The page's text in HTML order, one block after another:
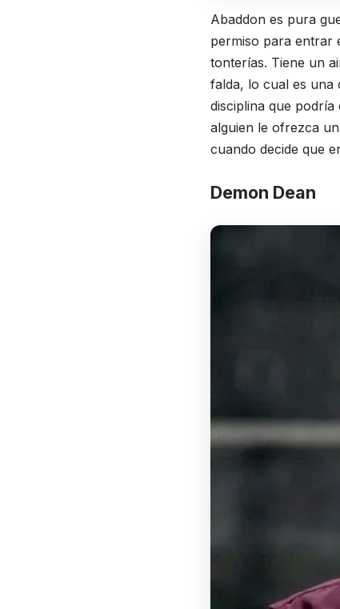
Abaddon es pura
permiso para entrar
tonterías. Tiene un
falda, lo cual es una
disciplina que
alguien le ofrezca
cuando decide que
Demon Dean